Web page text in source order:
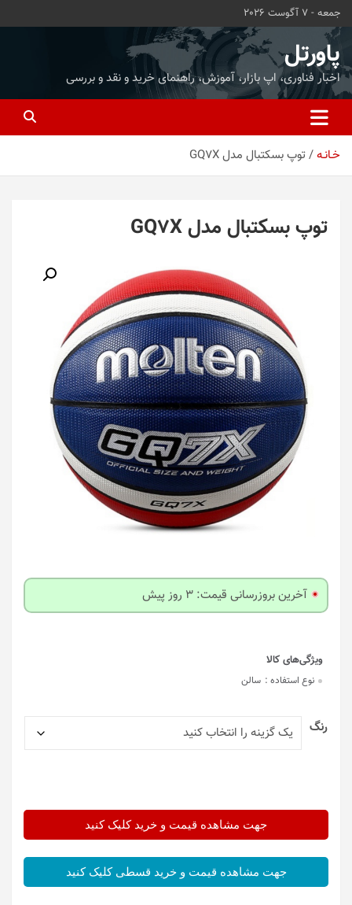
محتوا
بروید
جمعه - 7 آگوست 2026
پاورتل
اخبار فناوری، اپ بازار، آموزش، راهنمای خرید و نقد و بررسی
خـانـه توپ بسکتبال مدل GQ7X
توپ بسکتبال مدل GQ7X
آخرین بروزرسانی قیمت: 3 روز پیش
نوع استفاده : سالن
رنگ
جهت مشاهده قیمت و خرید کلیک کنید
جهت مشاهده قیمت و خرید قسطی کلیک کنید